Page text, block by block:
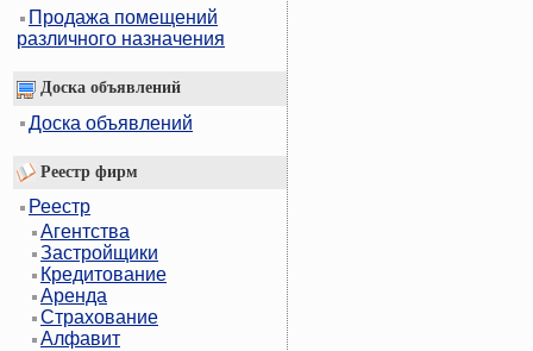
Продажа помещений
различного назначения
Доска объявлений
Доска объявлений
Реестр фирм
Реестр
Агентства
Застройщики
Кредитование
Аренда
Страхование
Алфавит